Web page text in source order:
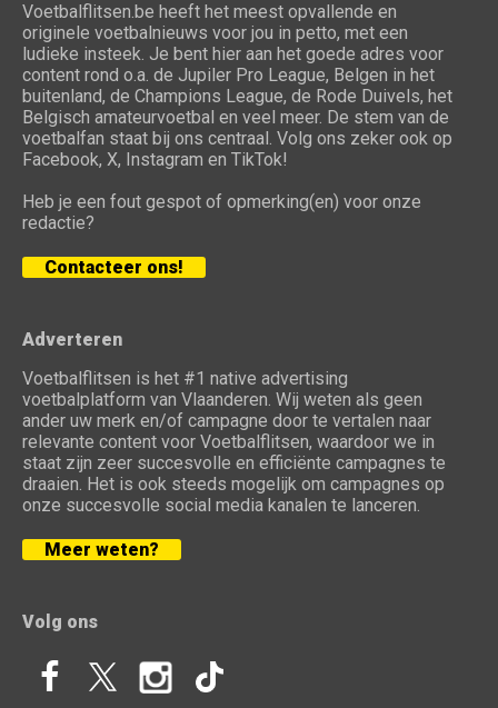
Voetbalflitsen.be heeft het meest opvallende en
originele voetbalnieuws voor jou in petto, met een
ludieke insteek. Je bent hier aan het goede adres voor
content rond o.a. de Jupiler Pro League, Belgen in het
buitenland, de Champions League, de Rode Duivels, het
Belgisch amateurvoetbal en veel meer. De stem van de
voetbalfan staat bij ons centraal. Volg ons zeker ook op
Facebook, X, Instagram en TikTok!
Heb je een fout gespot of opmerking(en) voor onze
redactie?
Contacteer ons!
Adverteren
Voetbalflitsen is het #1 native advertising
voetbalplatform van Vlaanderen. Wij weten als geen
ander uw merk en/of campagne door te vertalen naar
relevante content voor Voetbalflitsen, waardoor we in
staat zijn zeer succesvolle en efficiënte campagnes te
draaien. Het is ook steeds mogelijk om campagnes op
onze succesvolle social media kanalen te lanceren.
Meer weten?
Volg ons